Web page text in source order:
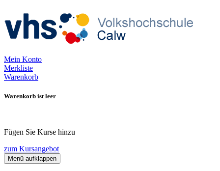
Mein Konto
Merkliste
Warenkorb
Warenkorb ist leer
Fügen Sie Kurse hinzu
zum Kursangebot
Menü aufklappen